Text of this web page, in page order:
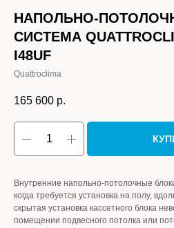
НАПОЛЬНО-
СИСТЕМА
I48UF
Quattroclima
165 600 р.
Внутренние напольно-потолочные
когда требуется установка на полу,
скрытая установка кассетного блока
помещении подвесного потолка или